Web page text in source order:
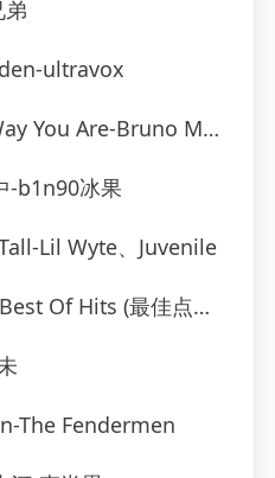
弟
ultravox
You Are-Bruno Mars
-b1n90冰果
Lil Wyte、Juvenile
Of Hits (最佳点击率)
The Fendermen